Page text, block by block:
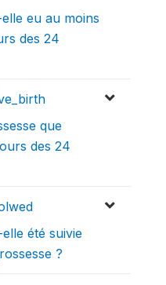
eu au moins
des 24
que
des 24
été suivie
?